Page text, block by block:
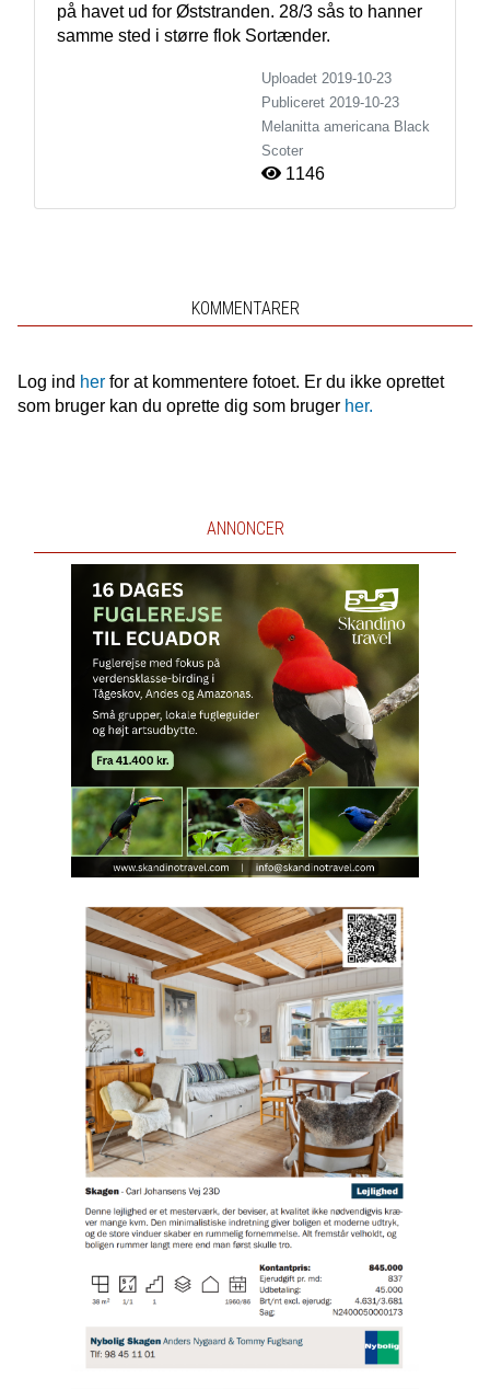
på havet ud for Øststranden. 28/3 sås to hanner
samme sted i større flok Sortænder.
Uploadet 2019-10-23
Publiceret 2019-10-23
Melanitta americana Black
Scoter
1146
KOMMENTARER
Log ind herfor at kommentere fotoet. Er du ikke oprettet
som bruger kan du oprette dig som bruger her.
ANNONCER